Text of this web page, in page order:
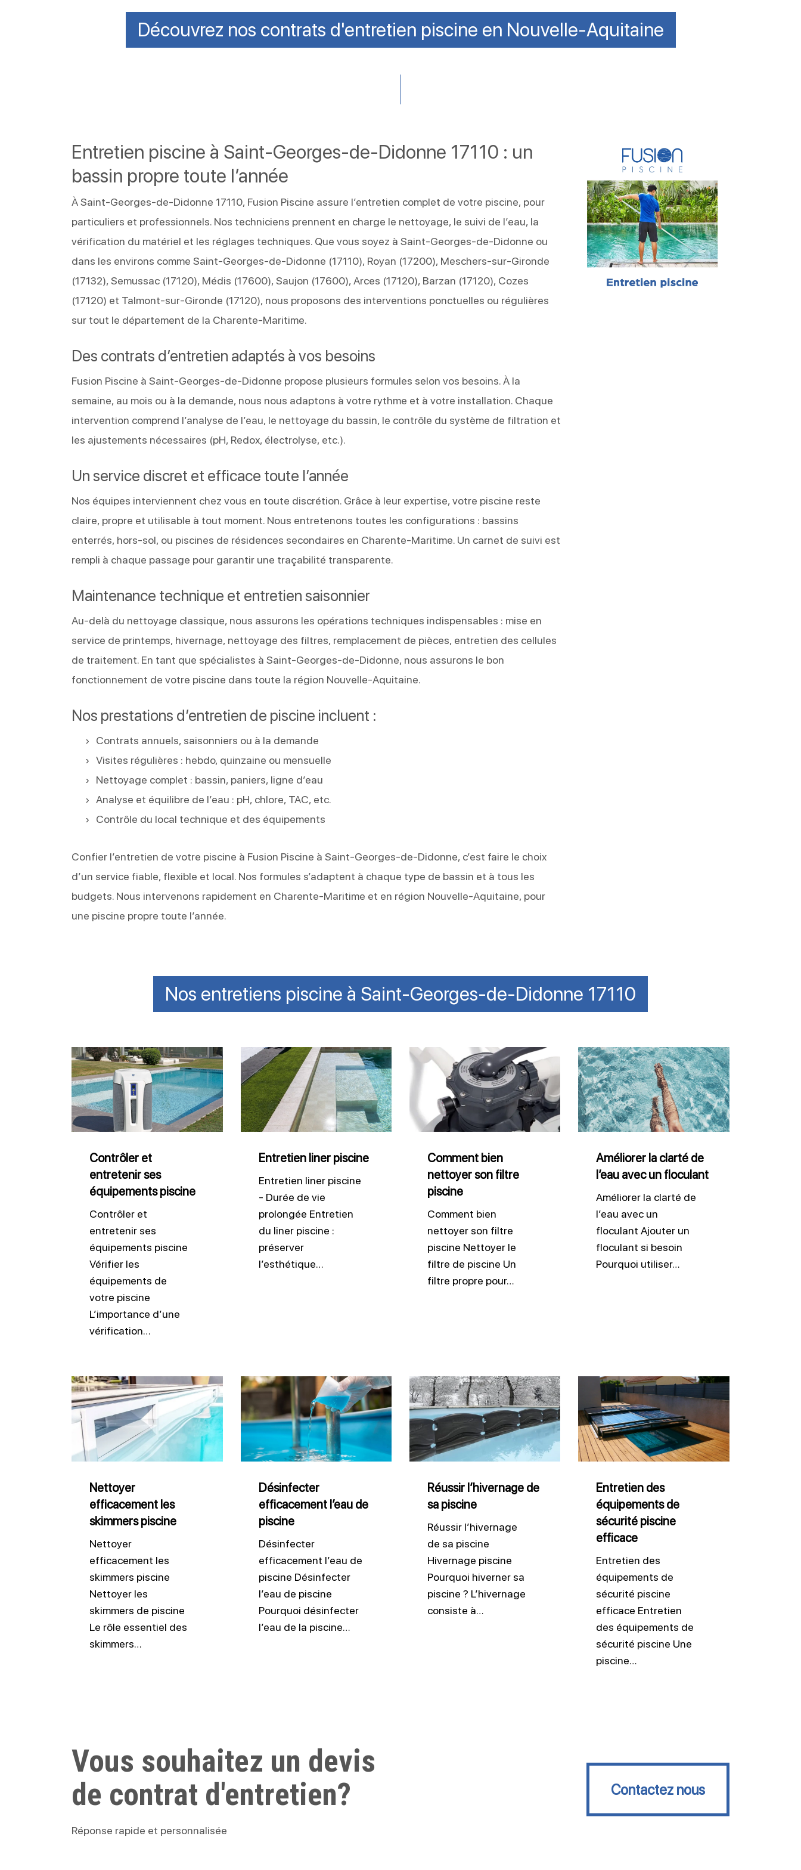
Découvrez nos contrats d'entretien piscine en Nouvelle-Aquitaine
Entretien piscine à Saint-Georges-de-Didonne 17110 : un
bassin propre toute l’année
À Saint-Georges-de-Didonne 17110, Fusion Piscine assure l’entretien complet de votre piscine, pour
particuliers et professionnels. Nos techniciens prennent en charge le nettoyage, le suivi de l’eau, la
vérification du matériel et les réglages techniques. Que vous soyez à Saint-Georges-de-Didonne ou
dans les environs comme Saint-Georges-de-Didonne (17110), Royan (17200), Meschers-sur-Gironde
(17132), Semussac (17120), Médis (17600), Saujon (17600), Arces (17120), Barzan (17120), Cozes
(17120) et Talmont-sur-Gironde (17120), nous proposons des interventions ponctuelles ou régulières
sur tout le département de la Charente-Maritime.
Des contrats d’entretien adaptés à vos besoins
Fusion Piscine à Saint-Georges-de-Didonne propose plusieurs formules selon vos besoins. À la
semaine, au mois ou à la demande, nous nous adaptons à votre rythme et à votre installation. Chaque
intervention comprend l’analyse de l’eau, le nettoyage du bassin, le contrôle du système de filtration et
les ajustements nécessaires (pH, Redox, électrolyse, etc.).
Un service discret et efficace toute l’année
Nos équipes interviennent chez vous en toute discrétion. Grâce à leur expertise, votre piscine reste
claire, propre et utilisable à tout moment. Nous entretenons toutes les configurations : bassins
enterrés, hors-sol, ou piscines de résidences secondaires en Charente-Maritime. Un carnet de suivi est
rempli à chaque passage pour garantir une traçabilité transparente.
Maintenance technique et entretien saisonnier
Au-delà du nettoyage classique, nous assurons les opérations techniques indispensables : mise en
service de printemps, hivernage, nettoyage des filtres, remplacement de pièces, entretien des cellules
de traitement. En tant que spécialistes à Saint-Georges-de-Didonne, nous assurons le bon
fonctionnement de votre piscine dans toute la région Nouvelle-Aquitaine.
Nos prestations d’entretien de piscine incluent :
Contrats annuels, saisonniers ou à la demande
Visites régulières : hebdo, quinzaine ou mensuelle
Nettoyage complet : bassin, paniers, ligne d’eau
Analyse et équilibre de l’eau : pH, chlore, TAC, etc.
Contrôle du local technique et des équipements
Confier l’entretien de votre piscine à Fusion Piscine à Saint-Georges-de-Didonne, c’est faire le choix
d’un service fiable, flexible et local. Nos formules s’adaptent à chaque type de bassin et à tous les
budgets. Nous intervenons rapidement en Charente-Maritime et en région Nouvelle-Aquitaine, pour
une piscine propre toute l’année.
Nos entretiens piscine à Saint-Georges-de-Didonne 17110
Contrôler
et
entretenir
ses
équipements
piscineContrôler et
entretenir ses
équipements piscine
Contrôler et
entretenir ses
équipements piscine
Vérifier les
équipements de
votre piscine
L’importance d’une
vérification…
Entretien
liner
piscine
Entretien liner piscine
Entretien liner piscine
- Durée de vie
prolongée Entretien
du liner piscine :
préserver
l’esthétique…
Comment
nettoyer
son
filtre
piscineComment bien
nettoyer son filtre
piscine
Comment bien
nettoyer son filtre
piscine Nettoyer le
filtre de piscine Un
filtre propre pour…
Améliorer
la
clarté
de
l’eau
avec
floculant
Améliorer la clarté de
l’eau avec un floculant
Améliorer la clarté de
l’eau avec un
floculant Ajouter un
floculant si besoin
Pourquoi utiliser…
Nettoyer
efficacement
les
skimmers
piscine
Nettoyer
efficacement les
skimmers piscine
Nettoyer
efficacement les
skimmers piscine
Nettoyer les
skimmers de piscine
Le rôle essentiel des
skimmers…
Désinfecter
efficacement
l’eau
de
piscine
Désinfecter
efficacement l’eau de
piscine
Désinfecter
efficacement l’eau de
piscine Désinfecter
l’eau de piscine
Pourquoi désinfecter
l’eau de la piscine…
Réussir
l’hivernage
de
sa
piscine
Réussir l’hivernage de
sa piscine
Réussir l’hivernage
de sa piscine
Hivernage piscine
Pourquoi hiverner sa
piscine ? L’hivernage
consiste à…
Entretien
des
équipements
de
sécurité
piscine
efficace
Entretien des
équipements de
sécurité piscine
efficace
Entretien des
équipements de
sécurité piscine
efficace Entretien
des équipements de
sécurité piscine Une
piscine…
Vous souhaitez un devis
de contrat d'entretien?
Réponse rapide et personnalisée
Contactez nous
Contactez nous